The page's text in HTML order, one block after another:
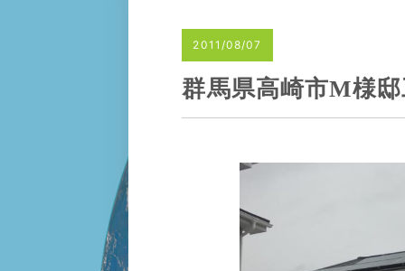
2011/08/07
群馬県高崎市M様